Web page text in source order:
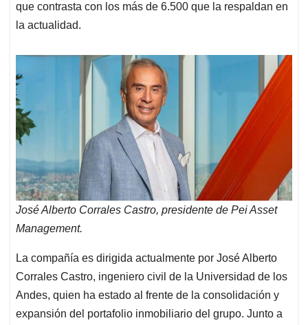
que contrasta con los más de 6.500 que la respaldan en
la actualidad.
José Alberto Corrales Castro, presidente de Pei Asset
Management.
La compañía es dirigida actualmente por José Alberto
Corrales Castro, ingeniero civil de la Universidad de los
Andes, quien ha estado al frente de la consolidación y
expansión del portafolio inmobiliario del grupo. Junto a